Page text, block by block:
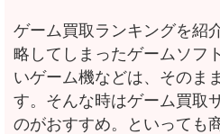
ゲーム買取ランキングを紹
略してしまったゲームソフ
いゲーム機などは、そのま
す。そんな時はゲーム買取
のがおすすめ。といっても